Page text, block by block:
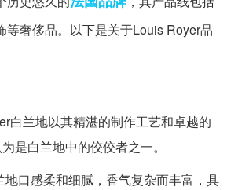
等奢侈品。以下是关于Louis Royer品
白兰地以其精湛的制作工艺和卓越的
是白兰地中的佼佼者之一。
地口感柔和细腻，香气复杂而丰富，具